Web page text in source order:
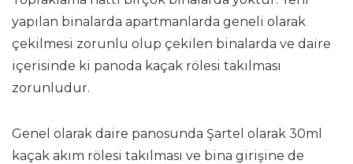
yapılan binalarda apartmanlarda geneli olarak
çekilmesi zorunlu olup çekilen binalarda ve daire
içerisinde ki panoda kaçak rölesi takılması
zorunludur.
Genel olarak daire panosunda Şartel olarak 30ml
kaçak akım rölesi takılması ve bina girişine de